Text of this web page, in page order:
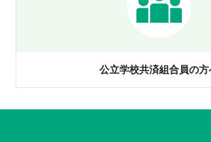
公立学校共済組合員の方